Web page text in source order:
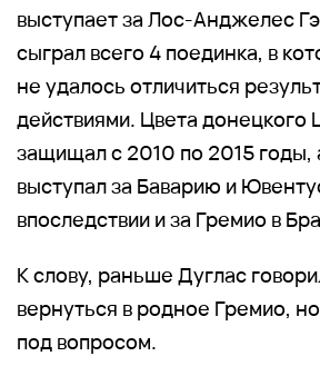
выступает за Лос-Анджелес
сыграл всего 4 поединка, в
не удалось отличиться
действиями. Цвета донецкого
защищал с 2010 по 2015 годы,
выступал за Баварию и
впоследствии и за Гремио в
К слову, раньше Дуглас
вернуться в родное Гремио,
под вопросом.